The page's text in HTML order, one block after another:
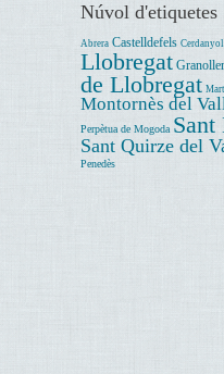
Núvol d'etiquetes
Abrera Castelldefels
Llobregat
de Llobregat
Montornès del
Perpètua de Mogoda
Sant Quirze del
Penedès